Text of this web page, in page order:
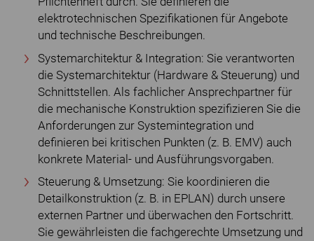
elektrotechnischen Spezifikationen für Angebote
und technische Beschreibungen.
Systemarchitektur & Integration: Sie verantworten
die Systemarchitektur (Hardware & Steuerung) und
Schnittstellen. Als fachlicher Ansprechpartner für
die mechanische Konstruktion spezifizieren Sie die
Anforderungen zur Systemintegration und
definieren bei kritischen Punkten (z. B. EMV) auch
konkrete Material- und Ausführungsvorgaben.
Steuerung & Umsetzung: Sie koordinieren die
Detailkonstruktion (z. B. in EPLAN) durch unsere
externen Partner und überwachen den Fortschritt.
Sie gewährleisten die fachgerechte Umsetzung und